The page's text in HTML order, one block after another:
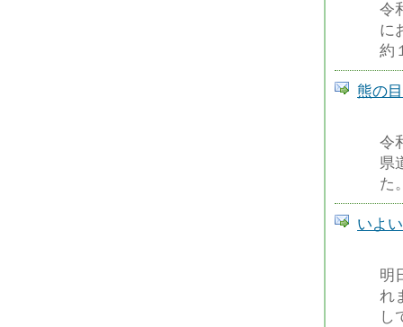
令
に
約
熊の
令
県
た
いよ
明
れ
し